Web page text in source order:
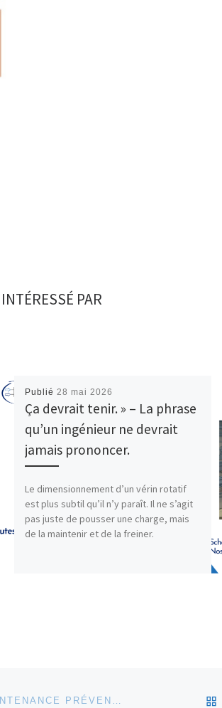
PAR
Publié 28 mai 2026
Ça devrait tenir. » – La phrase
qu’un ingénieur ne devrait
jamais prononcer.
Le dimensionnement d’un vérin rotatif
est plus subtil qu’il n’y paraît. Il ne s’agit
pas juste de pousser une charge, mais
de la maintenir et de la freiner.